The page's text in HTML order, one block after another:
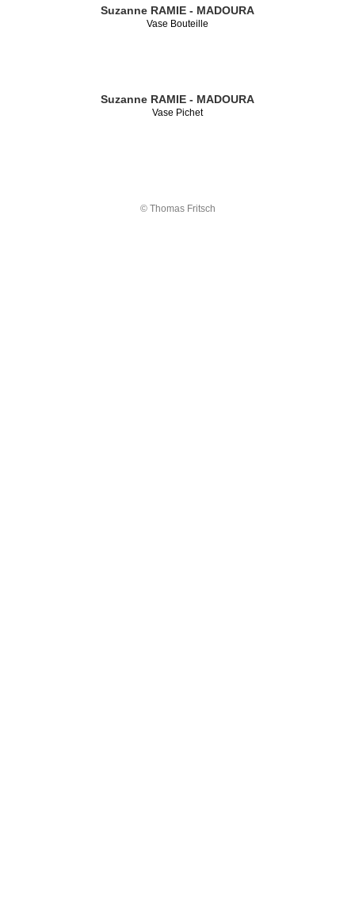
Suzanne RAMIE - MADOURA
Vase Bouteille
Suzanne RAMIE - MADOURA
Vase Pichet
© Thomas Fritsch